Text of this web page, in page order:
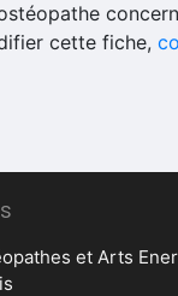
cette fiche,
et Arts